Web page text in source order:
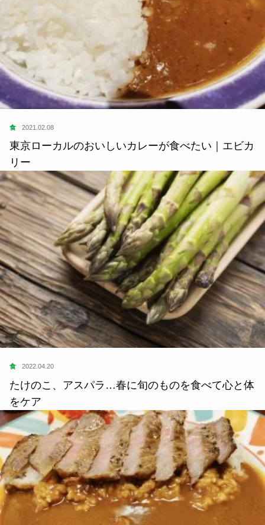
食 2021.02.08
東京ローカルのおいしいカレーが食べたい｜エビカ
リー
食 2022.04.20
たけのこ、アスパラ…春に旬のものを食べて心と体
をケア